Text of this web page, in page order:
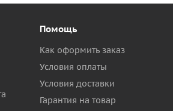
Помощь
Как оформить заказ
Условия оплаты
Условия доставки
Гарантия на товар